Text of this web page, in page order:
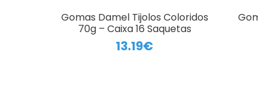
Gomas Damel Tijolos Coloridos
70g – Caixa 16 Saquetas
13.19€